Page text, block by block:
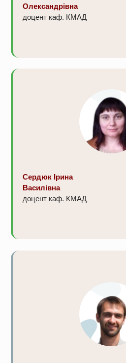
Олександрівна
доцент каф. КМАД
Сердюк Ірина
Василівна
доцент каф. КМАД